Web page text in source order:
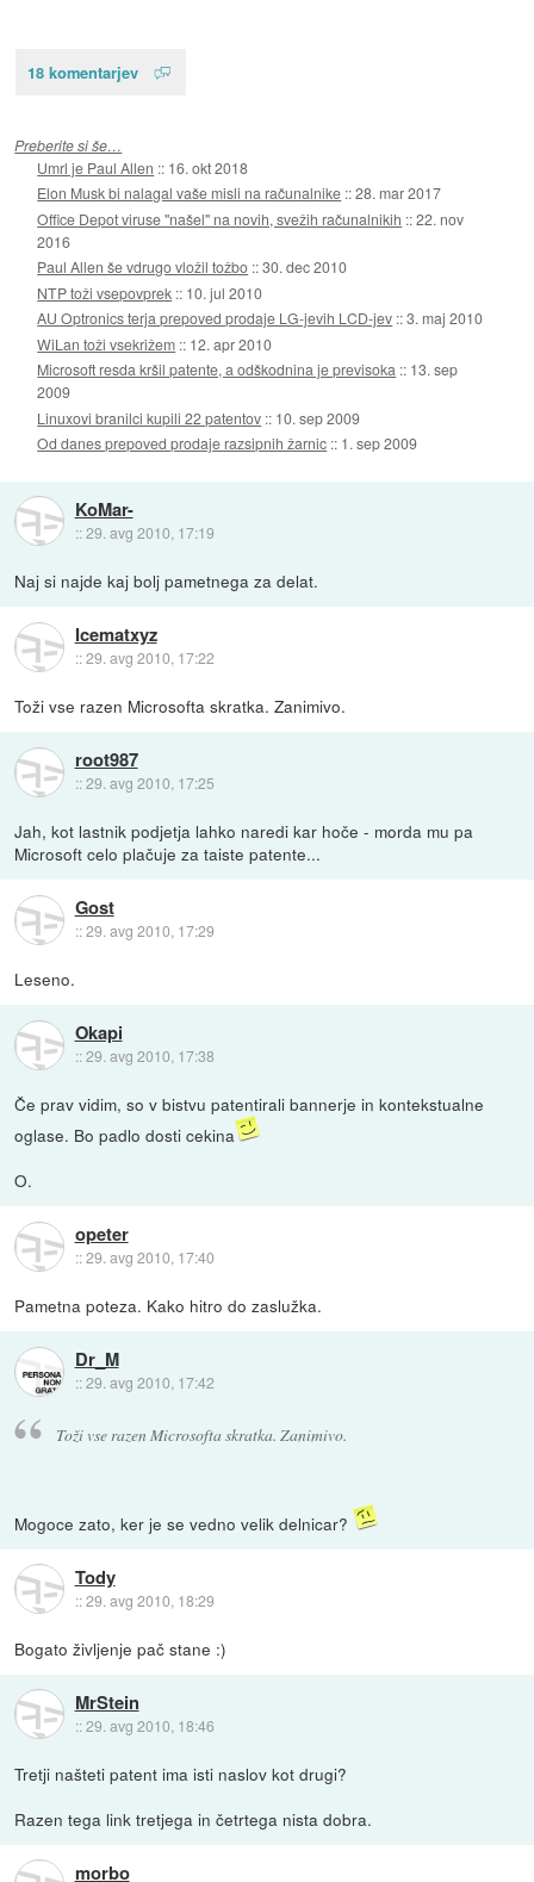
18 komentarjev
Preberite si še…
Umrl je Paul Allen :: 16. okt 2018
Elon Musk bi nalagal vaše misli na računalnike ::28. mar 2017
Office Depot viruse "našel" na novih, svežih računalnikih ::22. nov
2016
Paul Allen še vdrugo vložil tožbo ::30. dec 2010
NTP toži vsepovprek :: 10. jul 2010
AU Optronics terja prepoved prodaje LG-jevih LCD-jev ::3. maj 2010
WiLan toži vsekrižem :: 12. apr 2010
Microsoft resda kršil patente, a odškodnina je previsoka :: 13. sep
2009
Linuxovi branilci kupili 22 patentov :: 10. sep 2009
Od danes prepoved prodaje razsipnih žarnic :: 1. sep 2009
KoMar-
::29. avg 2010, 17:19
Naj si najde kaj bolj pametnega za delat.
Icematxyz
::29. avg 2010, 17:22
Toži vse razen Microsofta skratka. Zanimivo.
root987
::29. avg 2010, 17:25
Jah, kot lastnik podjetja lahko naredi kar hoče - morda mu pa
Microsoft celo plačuje za taiste patente...
Gost
::29. avg 2010, 17:29
Leseno.
Okapi
::29. avg 2010, 17:38
Če prav vidim, so v bistvu patentirali bannerje in kontekstualne
oglase. Bo padlo dosti cekina
O.
opeter
::29. avg 2010, 17:40
Pametna poteza. Kako hitro do zaslužka.
Dr_M
::29. avg 2010, 17:42
Toži vse razen Microsofta skratka. Zanimivo.
Mogoce zato, ker je se vedno velik delnicar?
Tody
::29. avg 2010, 18:29
Bogato življenje pač stane :)
MrStein
::29. avg 2010, 18:46
Tretji našteti patent ima isti naslov kot drugi?
Razen tega link tretjega in četrtega nista dobra.
morbo